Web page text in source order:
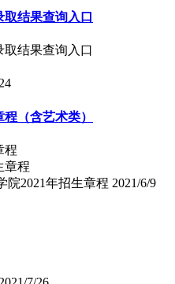
取结果查询入口
取结果查询入口
（含艺术类）
程
院2021年招生章程 2021/6/9